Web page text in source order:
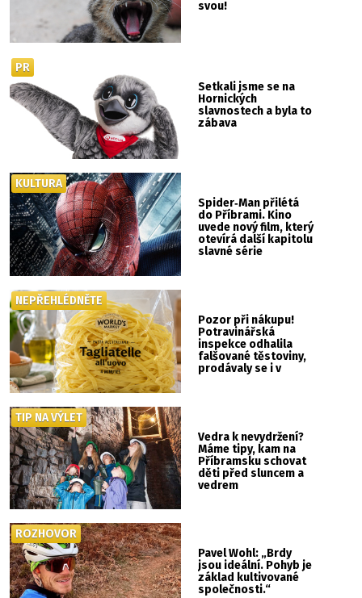
svou!
Setkali jsme se na
Hornických
slavnostech a byla to
zábava
PR
Spider‑Man přilétá
do Příbrami. Kino
uvede nový film, který
otevírá další kapitolu
slavné série
KULTURA
Pozor při nákupu!
Potravinářská
inspekce odhalila
falšované těstoviny,
prodávaly se i v
NEPŘEHLÉDNĚTE
Vedra k nevydržení?
Máme tipy, kam na
Příbramsku schovat
děti před sluncem a
vedrem
TIP NA VÝLET
Pavel Wohl: „Brdy
jsou ideální. Pohyb je
základ kultivované
společnosti.“
ROZHOVOR